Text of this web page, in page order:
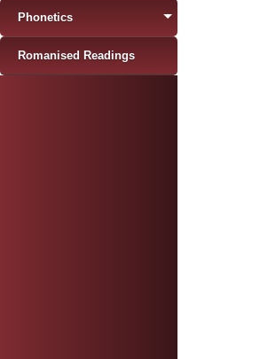
Phonetics
Romanised Readings